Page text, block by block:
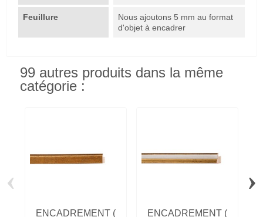
Feuillure
Nous ajoutons 5 mm au format
d'objet à encadrer
99 autres produits dans la même
catégorie :
ENCADREMENT (
ENCADREMENT (
‹ ›